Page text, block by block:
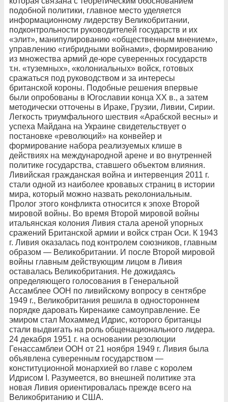
подобной политики, главное место уделяется
информационному лидерству Великобритании,
подконтрольности руководителей государств и их
«элит», манипулированию «общественным мнением»,
управлению «гибридными войнами», формированию
из множества армий де-юре суверенных государств
т.н. «туземных», «колониальных» войск, готовых
сражаться под руководством и за интересы
британской короны. Подобные решения впервые
были опробованы в Югославии конца XX в., а затем
методически отточены в Ираке, Грузии, Ливии, Сирии.
Легкость триумфального шествия «Арабской весны» и
успеха Майдана на Украине свидетельствует о
постановке «революций» на конвейер и
формирование набора реализуемых клише в
действиях на международной арене и во внутренней
политике государства, ставшего объектом влияния.
Ливийская гражданская война и интервенция 2011 г.
стали одной из наиболее кровавых страниц в истории
мира, который можно назвать реколониальным.
Пролог этого конфликта относится к эпохе Второй
мировой войны. Во время Второй мировой войны
итальянская колония Ливия стала ареной упорных
сражений Британской армии и войск стран Оси. К 1943
г. Ливия оказалась под контролем союзников, главным
образом — Великобритании. И после Второй мировой
войны главным действующим лицом в Ливия
оставалась Великобритания. Не дожидаясь
определяющего голосования в Генеральной
Ассамблее ООН по ливийскому вопросу в сентябре
1949 г., Великобритания решила в одностороннем
порядке даровать Киренаике самоуправление. Ее
эмиром стал Мохаммед Идрис, которого британцы
стали выдвигать на роль общенационального лидера.
24 декабря 1951 г. на основании резолюции
Генассамблеи ООН от 21 ноября 1949 г. Ливия была
объявлена суверенным государством —
конституционной монархией во главе с королем
Идрисом I. Разумеется, во внешней политике эта
новая Ливия ориентировалась прежде всего на
Великобританию и США.